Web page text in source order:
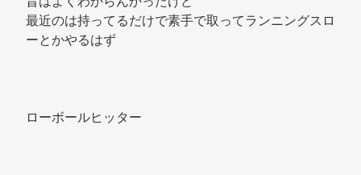
最近のは持ってるだけで素手で取ってランニングスロ
ーとかやるはず
ローボールヒッター